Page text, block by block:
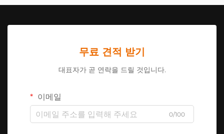
무료 견적 받기
대표자가 곧 연락을 드릴 것입니다.
이메일
0/100